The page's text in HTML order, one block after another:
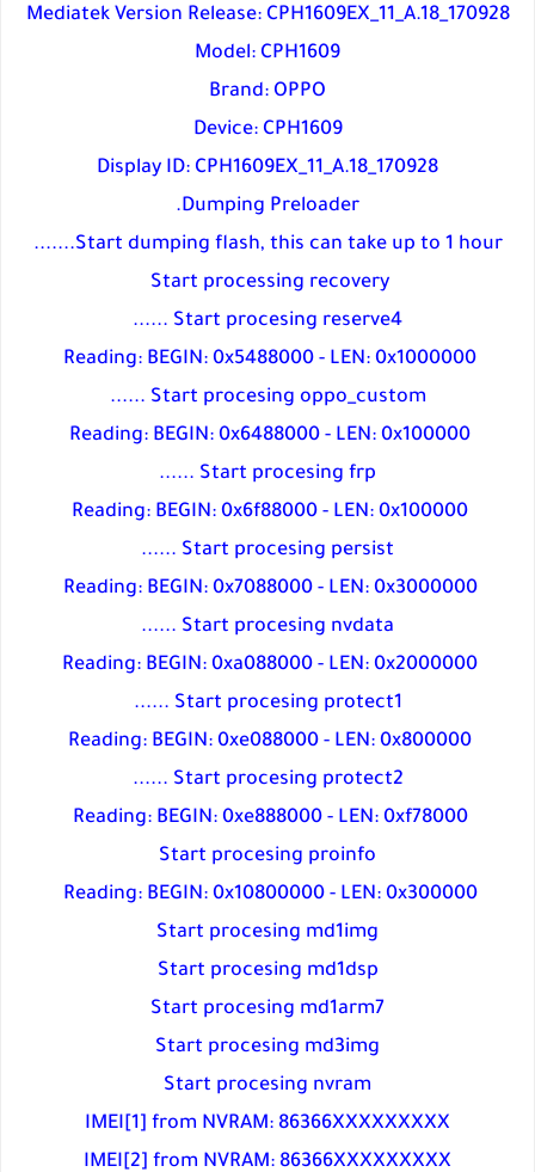
Mediatek Version Release: CPH1609EX_11_A.18_170928
Model: CPH1609
Brand: OPPO
Device: CPH1609
Display ID: CPH1609EX_11_A.18_170928
Dumping Preloader.
Start dumping flash, this can take up to 1 hour.......
Start processing recovery
Start procesing reserve4 ......
Reading: BEGIN: 0x5488000 - LEN: 0x1000000
Start procesing oppo_custom ......
Reading: BEGIN: 0x6488000 - LEN: 0x100000
Start procesing frp ......
Reading: BEGIN: 0x6f88000 - LEN: 0x100000
Start procesing persist ......
Reading: BEGIN: 0x7088000 - LEN: 0x3000000
Start procesing nvdata ......
Reading: BEGIN: 0xa088000 - LEN: 0x2000000
Start procesing protect1 ......
Reading: BEGIN: 0xe088000 - LEN: 0x800000
Start procesing protect2 ......
Reading: BEGIN: 0xe888000 - LEN: 0xf78000
Start procesing proinfo
Reading: BEGIN: 0x10800000 - LEN: 0x300000
Start procesing md1img
Start procesing md1dsp
Start procesing md1arm7
Start procesing md3img
Start procesing nvram
IMEI[1] from NVRAM: 86366XXXXXXXXX
IMEI[2] from NVRAM: 86366XXXXXXXXX